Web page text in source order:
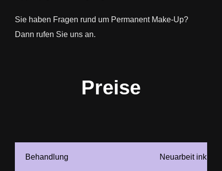
Sie haben Fragen rund um Permanent Make-Up?
Dann rufen Sie uns an.
Preise
Behandlung Neuarbeit inkl. 1